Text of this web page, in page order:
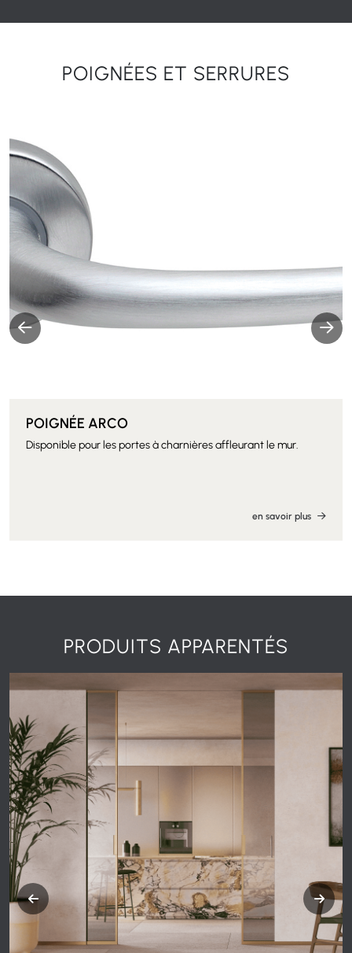
POIGNÉES ET SERRURES
POIGNÉE ARCO
Disponible pour les portes à charnières affleurant le mur.
en savoir plus
PRODUITS APPARENTÉS